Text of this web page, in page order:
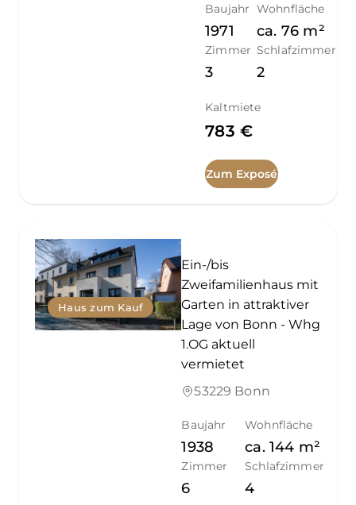
Baujahr
1971
Wohnfläche
ca. 76 m²
Zimmer
3
Schlafzimmer
2
Kaltmiete
783 €
Zum Exposé
Haus zum Kauf
Ein-/bis
Zweifamilienhaus mit
Garten in attraktiver
Lage von Bonn - Whg
1.OG aktuell
vermietet
53229 Bonn
Baujahr
1938
Wohnfläche
ca. 144 m²
Zimmer
6
Schlafzimmer
4